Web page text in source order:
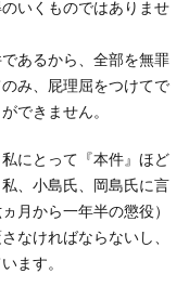
いくものではありませ
あるから、全部を無罪
み、屁理屈をつけてで
できません。
にとって『本件』ほど
、小島氏、岡島氏に言
月から一年半の懲役）
なければならないし、
ます。